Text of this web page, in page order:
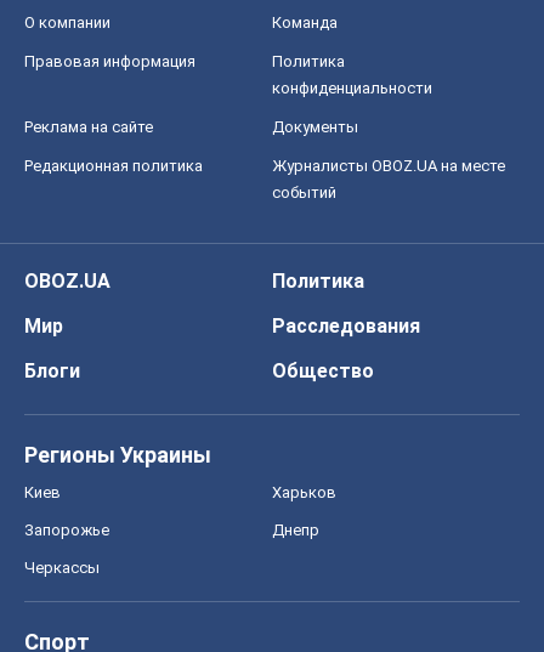
О компании Команда
Правовая информация
Политика
конфиденциальности
Реклама на сайте Документы
Редакционная политика
Журналисты OBOZ.UA на месте
событий
OBOZ.UA
Политика
Мир
Расследования
Блоги
Общество
Регионы Украины
Киев Харьков
Запорожье Днепр
Черкассы
Спорт